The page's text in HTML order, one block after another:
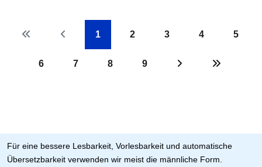
1 2 3 4 5
6 7 8 9
Für eine bessere Lesbarkeit, Vorlesbarkeit und automatische
Übersetzbarkeit verwenden wir meist die männliche Form.